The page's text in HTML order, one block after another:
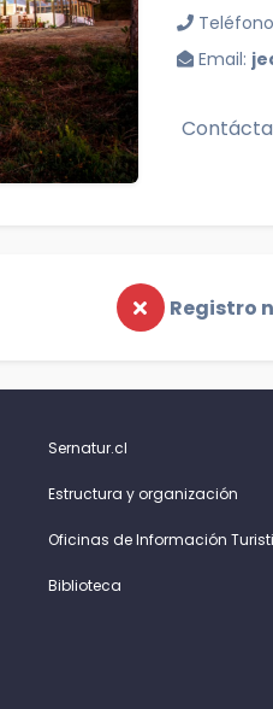
Email:
Registro
Sernatur.cl
Estructura y organización
Oficinas de Información
Biblioteca